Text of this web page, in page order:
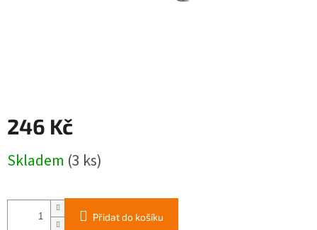
246 Kč
cena:
Skladem (3 ks)
Přidat do košíku